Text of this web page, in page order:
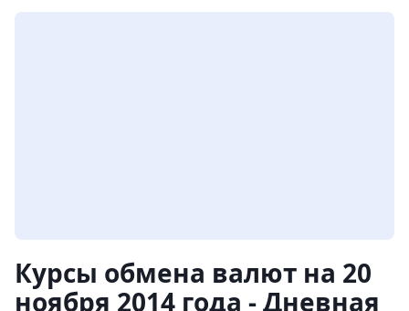
Курсы обмена валют на 20
ноября 2014 года - Дневная